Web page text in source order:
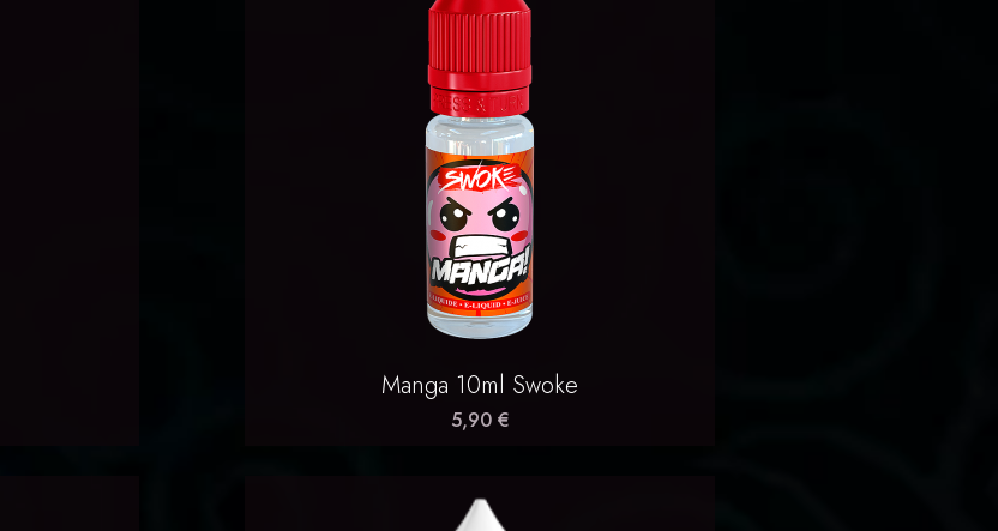
Aperçu rapide
Manga 10ml Swoke
5,90 €